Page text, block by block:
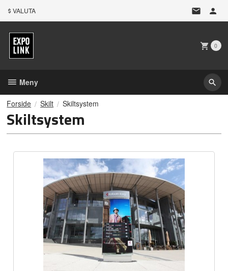
VALUTA
0
Meny
Forside Skilt Skiltsystem
Skiltsystem